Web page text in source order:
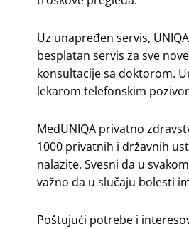
Uz unapređen servis,
besplatan servis za sve
konsultacije sa doktorom.
lekarom telefonskim
MedUNIQA privatno
1000 privatnih i državnih
nalazite. Svesni da u
važno da u slučaju bolesti
Poštujući potrebe i